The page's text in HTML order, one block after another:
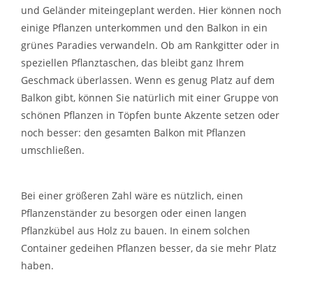
und Geländer miteingeplant werden. Hier können noch
einige Pflanzen unterkommen und den Balkon in ein
grünes Paradies verwandeln. Ob am Rankgitter oder in
speziellen Pflanztaschen, das bleibt ganz Ihrem
Geschmack überlassen. Wenn es genug Platz auf dem
Balkon gibt, können Sie natürlich mit einer Gruppe von
schönen Pflanzen in Töpfen bunte Akzente setzen oder
noch besser: den gesamten Balkon mit Pflanzen
umschließen.
Bei einer größeren Zahl wäre es nützlich, einen
Pflanzenständer zu besorgen oder einen langen
Pflanzkübel aus Holz zu bauen. In einem solchen
Container gedeihen Pflanzen besser, da sie mehr Platz
haben.